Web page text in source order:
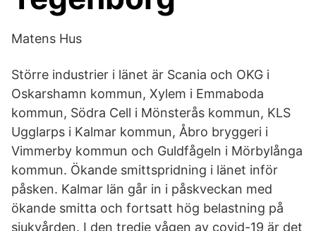
Matens Hus
Större industrier i länet är Scania och OKG i
Oskarshamn kommun, Xylem i Emmaboda
kommun, Södra Cell i Mönsterås kommun, KLS
Ugglarps i Kalmar kommun, Åbro bryggeri i
Vimmerby kommun och Guldfågeln i Mörbylånga
kommun. Ökande smittspridning i länet inför
påsken. Kalmar län går in i påskveckan med
ökande smitta och fortsatt hög belastning på
sjukvården. I den tredje vågen av covid-19 är det